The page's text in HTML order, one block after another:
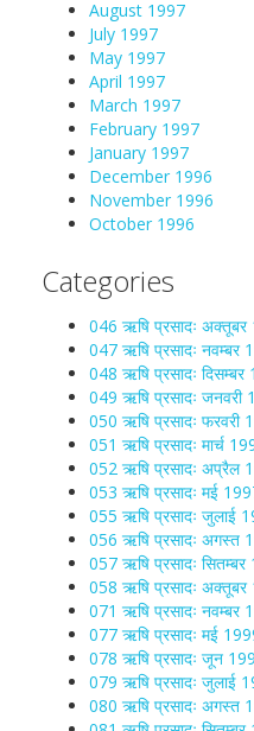
August 1997
July 1997
May 1997
April 1997
March 1997
February 1997
January 1997
December 1996
November 1996
October 1996
Categories
046 ऋषि प्रसादः अक्तूबर
047 ऋषि प्रसादः नवम्बर
048 ऋषि प्रसादः दिसम्बर
049 ऋषि प्रसादः जनवरी
050 ऋषि प्रसादः फरवरी
051 ऋषि प्रसादः मार्च
052 ऋषि प्रसादः अप्रैल
053 ऋषि प्रसादः मई
055 ऋषि प्रसादः जुलाई
056 ऋषि प्रसादः अगस्त
057 ऋषि प्रसादः
058 ऋषि प्रसादः
071 ऋषि प्रसादः नवम्बर
077 ऋषि प्रसादः मई
078 ऋषि प्रसादः जून
079 ऋषि प्रसादः जुलाई
080 ऋषि प्रसादः अगस्त